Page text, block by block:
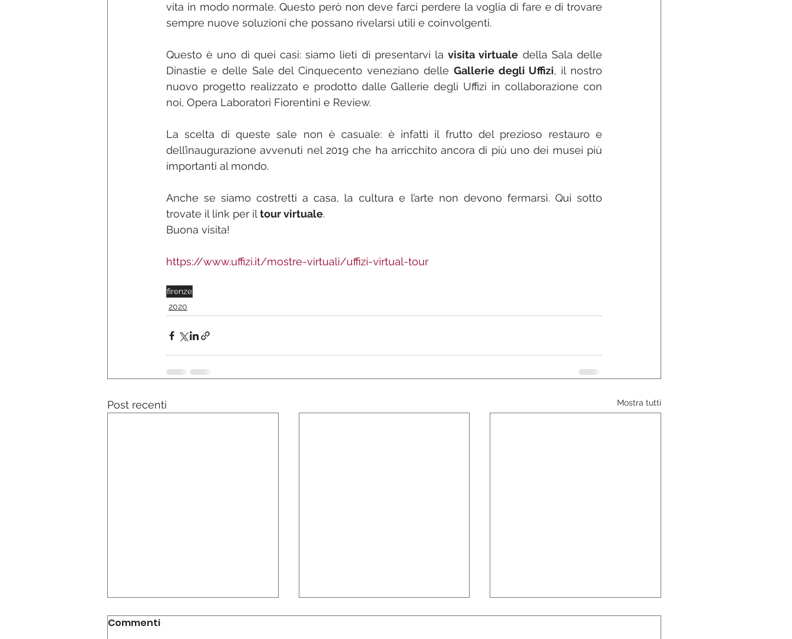
vita in modo normale. Questo però non deve farci perdere la voglia di fare e di trovare
sempre nuove soluzioni che possano rivelarsi utili e coinvolgenti.
Questo è uno di quei casi: siamo lieti di presentarvi la visita virtuale della Sala delle
Dinastie e delle Sale del Cinquecento veneziano delle Gallerie degli Uffizi, il nostro
nuovo progetto realizzato e prodotto dalle Gallerie degli Uffizi in collaborazione con
noi, Opera Laboratori Fiorentini e Review.
La scelta di queste sale non è casuale: è infatti il frutto del prezioso restauro e
dell’inaugurazione avvenuti nel 2019 che ha arricchito ancora di più uno dei musei più
importanti al mondo.
Anche se siamo costretti a casa, la cultura e l’arte non devono fermarsi. Qui sotto
trovate il link per il tour virtuale.
Buona visita!
https://www.uffizi.it/mostre-virtuali/uffizi-virtual-tour
firenze
2020
Post recenti Mostra tutti
Commenti